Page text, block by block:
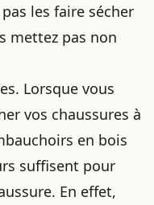
les faire sécher
mettez pas non
Lorsque vous
vos chaussures à
en bois
suffisent pour
En effet,